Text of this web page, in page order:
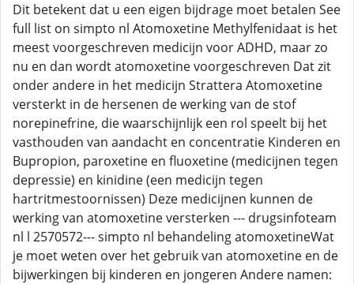
Dit betekent dat u een eigen bijdrage moet betalen See
full list on simpto nl Atomoxetine Methylfenidaat is het
meest voorgeschreven medicijn voor ADHD, maar zo
nu en dan wordt atomoxetine voorgeschreven Dat zit
onder andere in het medicijn Strattera Atomoxetine
versterkt in de hersenen de werking van de stof
norepinefrine, die waarschijnlijk een rol speelt bij het
vasthouden van aandacht en concentratie Kinderen en
Bupropion, paroxetine en fluoxetine (medicijnen tegen
depressie) en kinidine (een medicijn tegen
hartritmestoornissen) Deze medicijnen kunnen de
werking van atomoxetine versterken --- drugsinfoteam
nl l 2570572--- simpto nl behandeling atomoxetineWat
je moet weten over het gebruik van atomoxetine en de
bijwerkingen bij kinderen en jongeren Andere namen: